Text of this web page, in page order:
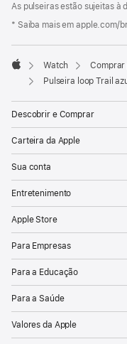
de
rodapé
As pulseiras estão sujeitas à
* Saiba mais em apple.com/
Apple
Watch
Comprar
Pulseira loop Trail azul/
Descobrir e Comprar
Carteira da Apple
Sua conta
Entretenimento
Apple Store
Para Empresas
Para a Educação
Para a Saúde
Valores da Apple